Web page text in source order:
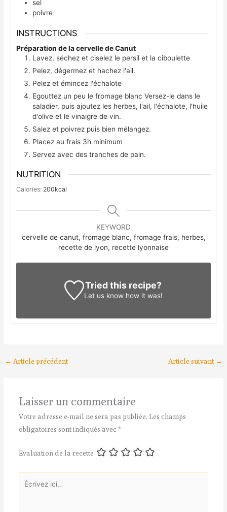
sel
poivre
INSTRUCTIONS
Préparation de la cervelle de Canut
Lavez, séchez et ciselez le persil et la ciboulette
Pelez, dégermez et hachez l'ail.
Pelez et émincez l'échalote
Egouttez un peu le fromage blanc Versez-le dans le
saladier, puis ajoutez les herbes, l'ail, l'échalote, l'huile
d'olive et le vinaigre de vin.
Salez et poivrez puis bien mélangez.
Placez au frais 3h minimum
Servez avec des tranches de pain.
NUTRITION
Calories: 200kcal
KEYWORD
cervelle de canut, fromage blanc, fromage frais, herbes,
recette de lyon, recette lyonnaise
Tried this recipe?
Let us know how it was!
← Article précédent Article suivant →
Laisser un commentaire
Votre adresse e-mail ne sera pas publiée. Les champs
obligatoires sont indiqués avec*
Evaluation de la recette
Écrivez